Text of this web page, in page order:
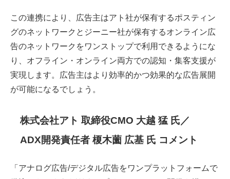
この連携により、広告主はアト社が保有するポスティン
グのネットワークとジーニー社が保有するオンライン広
告のネットワークをワンストップで利用できるようにな
り、オフライン・オンライン両方での認知・集客支援が
実現します。広告主はより効率的かつ効果的な広告展開
が可能になるでしょう。
株式会社アト 取締役CMO 大越 猛 氏／
ADX開発責任者 榎木薗 広基 氏 コメント
「アナログ広告/デジタル広告をワンプラットフォームで